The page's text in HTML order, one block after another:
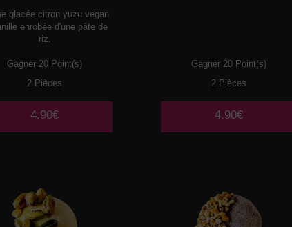
glacée citron yuzu vegan
enrobée d'une pâte de
riz.
Gagner 20 Point(s)
2 Pièces
4.90€
Gagner 20 Point(s)
2 Pièces
4.90€